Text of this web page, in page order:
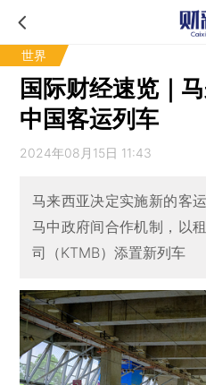
世界
国际财经速览｜
中国客运列车
2024年08月15日 11:43
马来西亚决定实施新的客
马中政府间合作机制，以
司（KTMB）添置新列车